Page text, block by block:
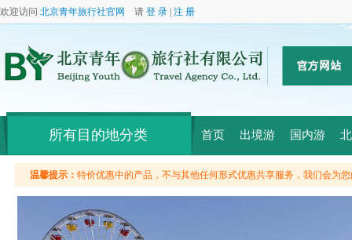
欢迎访问 北京青年旅行社官网 请 登 录 注 册
所有目的地分类 首页 出境游 国内游
温馨提示：特价优惠中的产品，不与其他任何形式优惠共享服务，我们会为